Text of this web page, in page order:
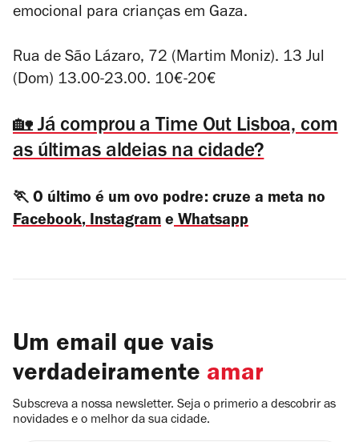
emocional para crianças em Gaza.
Rua de São Lázaro, 72 (Martim Moniz). 13 Jul
(Dom) 13.00-23.00. 10€-20€
🏡 Já comprou a Time Out Lisboa, com
as últimas aldeias na cidade?
🏃 O último é um ovo podre: cruze a meta no
Facebook, Instagram e Whatsapp
Um email que vais
verdadeiramente amar
Subscreva a nossa newsletter. Seja o primerio a descobrir as
novidades e o melhor da sua cidade.